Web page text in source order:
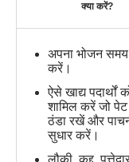
क्या करें?
अपना भोजन
करें।
ऐसे खाद्य पदार्थों
शामिल करें जो
ठंडा रखें और
सुधार करें।